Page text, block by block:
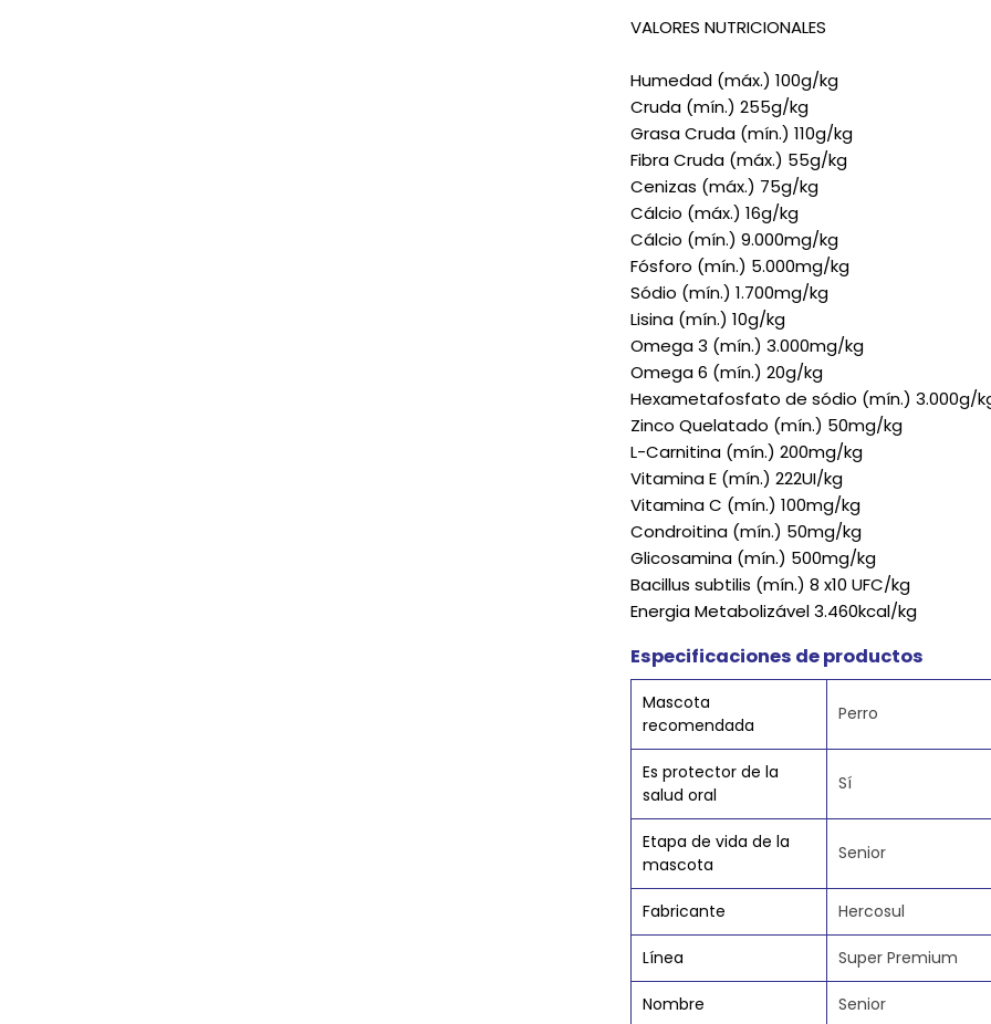
VALORES NUTRICIONALES
Humedad (máx.) 100g/kg
Cruda (mín.) 255g/kg
Grasa Cruda (mín.) 110g/kg
Fibra Cruda (máx.) 55g/kg
Cenizas (máx.) 75g/kg
Cálcio (máx.) 16g/kg
Cálcio (mín.) 9.000mg/kg
Fósforo (mín.) 5.000mg/kg
Sódio (mín.) 1.700mg/kg
Lisina (mín.) 10g/kg
Omega 3 (mín.) 3.000mg/kg
Omega 6 (mín.) 20g/kg
Hexametafosfato de sódio (mín.) 3.000g/
Zinco Quelatado (mín.) 50mg/kg
L-Carnitina (mín.) 200mg/kg
Vitamina E (mín.) 222UI/kg
Vitamina C (mín.) 100mg/kg
Condroitina (mín.) 50mg/kg
Glicosamina (mín.) 500mg/kg
Bacillus subtilis (mín.) 8 x10 UFC/kg
Energia Metabolizável 3.460kcal/kg
Especificaciones de productos
Mascota
recomendada
Perro
Es protector de la
salud oral
Sí
Etapa de vida de la
mascota
Senior
Fabricante Hercosul
Línea Super Premium
Nombre Senior